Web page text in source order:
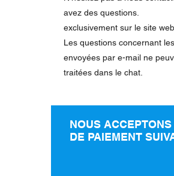
avez des questions.
exclusivement sur le site web
Les questions concernant
envoyées par e-mail ne
traitées dans le chat.
NOUS
DE PAIEMENT